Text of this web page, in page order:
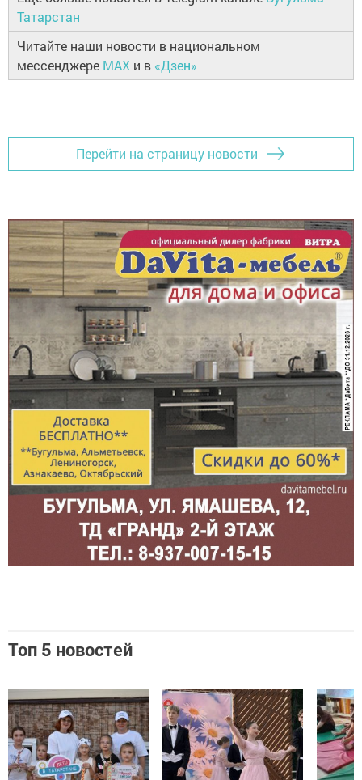
Татарстан
Читайте наши новости в национальном
мессенджере MAX и в «Дзен»
Перейти на страницу новости
Топ 5 новостей